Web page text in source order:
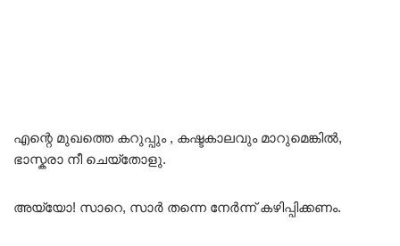
എന്റെ മുഖത്തെ കറുപ്പും , കഷ്ടകാലവും മാറുമെങ്കിൽ,
ഭാസ്കരാ നീ ചെയ്തോളു.
അയ്യോ! സാറെ, സാർ തന്നെ നേർന്ന് കഴിപ്പിക്കണം.